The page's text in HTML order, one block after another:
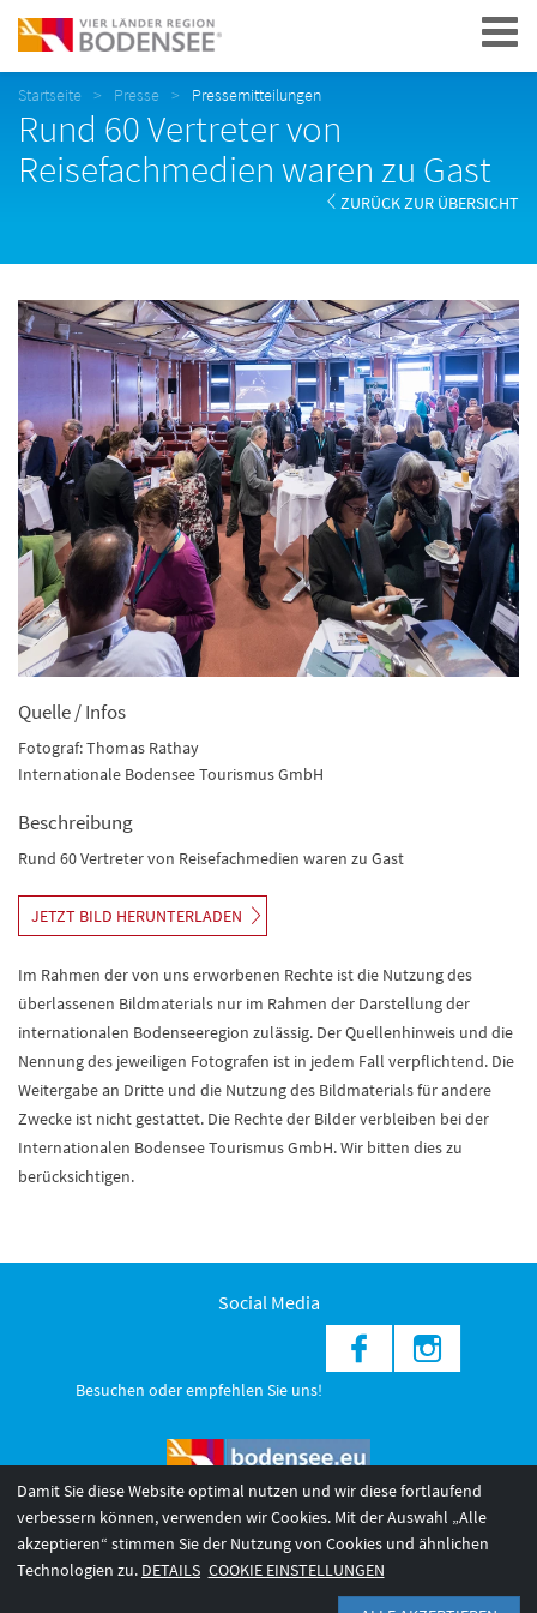
Navigation
Startseite Presse Pressemitteilungen
Rund 60 Vertreter von
Reisefachmedien waren zu Gast
ZURÜCK ZUR ÜBERSICHT
Quelle / Infos
Fotograf: Thomas Rathay
Internationale Bodensee Tourismus GmbH
Beschreibung
Rund 60 Vertreter von Reisefachmedien waren zu Gast
JETZT BILD HERUNTERLADEN
Im Rahmen der von uns erworbenen Rechte ist die Nutzung des
überlassenen Bildmaterials nur im Rahmen der Darstellung der
internationalen Bodenseeregion zulässig. Der Quellenhinweis und die
Nennung des jeweiligen Fotografen ist in jedem Fall verpflichtend. Die
Weitergabe an Dritte und die Nutzung des Bildmaterials für andere
Zwecke ist nicht gestattet. Die Rechte der Bilder verbleiben bei der
Internationalen Bodensee Tourismus GmbH. Wir bitten dies zu
berücksichtigen.
Social Media
Besuchen oder empfehlen Sie uns!
© 2026 Internationale Bodensee Tourismus GmbH
Damit Sie diese Website optimal nutzen und wir diese fortlaufend
verbessern können, verwenden wir Cookies. Mit der Auswahl „Alle
akzeptieren“ stimmen Sie der Nutzung von Cookies und ähnlichen
Technologien zu. DETAILS COOKIE EINSTELLUNGEN